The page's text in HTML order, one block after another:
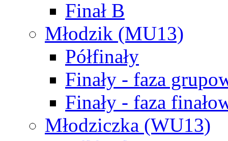
Finał B
Młodzik (MU13)
Półfinały
Finały - faza
Finały - faza
Młodziczka (WU13)